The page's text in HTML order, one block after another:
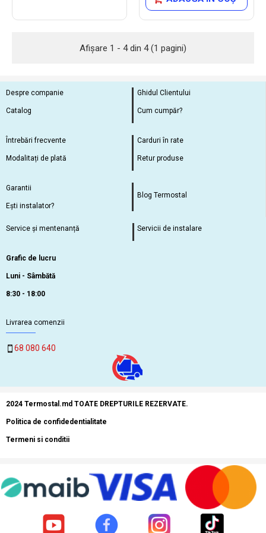
Afişare 1 - 4 din 4 (1 pagini)
Despre companie
Catalog
Ghidul Clientului
Cum cumpăr?
Întrebări frecvente
Modalitați de plată
Carduri în rate
Retur produse
Garantii
Ești instalator?
Blog Termostal
Service și mentenanță Servicii de instalare
Grafic de lucru
Luni - Sâmbătă
8:30 - 18:00
Livrarea comenzii
68 080 640
2024 Termostal.md TOATE DREPTURILE REZERVATE.
Politica de confidedentialitate
Termeni si conditii